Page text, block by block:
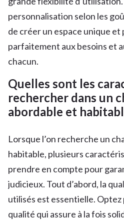
personnalisation selon les
de créer un espace unique
parfaitement aux besoins et
chacun.
Quelles sont les
rechercher dans un
abordable et
Lorsque l’on recherche un
habitable, plusieurs
prendre en compte pour
judicieux. Tout d’abord, la
utilisés est essentielle. Optez
qualité qui assure à la fois